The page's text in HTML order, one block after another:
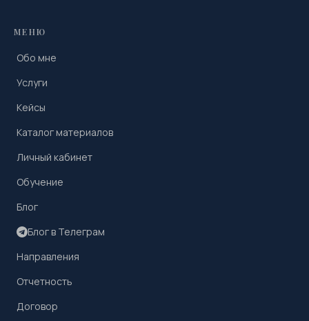
МЕНЮ
Обо мне
Услуги
Кейсы
Каталог материалов
Личный кабинет
Обучение
Блог
Блог в Телеграм
Направления
Отчетность
Договор